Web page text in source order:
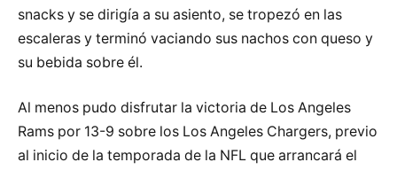
snacks y se dirigía a su asiento, se tropezó en las
escaleras y terminó vaciando sus nachos con queso y
su bebida sobre él.
Al menos pudo disfrutar la victoria de Los Angeles
Rams por 13-9 sobre los Los Angeles Chargers, previo
al inicio de la temporada de la NFL que arrancará el